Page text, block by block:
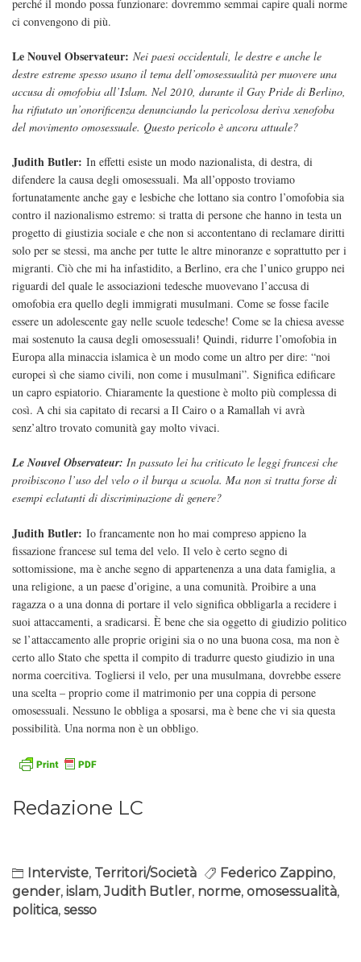
perché il mondo possa funzionare: dovremmo semmai capire quali norme
ci convengono di più.
Le Nouvel Observateur: Nei paesi occidentali, le destre e anche le
destre estreme spesso usano il tema dell’omosessualità per muovere una
accusa di omofobia all’Islam. Nel 2010, durante il Gay Pride di Berlino,
ha rifiutato un’onorificenza denunciando la pericolosa deriva xenofoba
del movimento omosessuale. Questo pericolo è ancora attuale?
Judith Butler: In effetti esiste un modo nazionalista, di destra, di
difendere la causa degli omosessuali. Ma all’opposto troviamo
fortunatamente anche gay e lesbiche che lottano sia contro l’omofobia sia
contro il nazionalismo estremo: si tratta di persone che hanno in testa un
progetto di giustizia sociale e che non si accontentano di reclamare diritti
solo per se stessi, ma anche per tutte le altre minoranze e soprattutto per i
migranti. Ciò che mi ha infastidito, a Berlino, era che l’unico gruppo nei
riguardi del quale le associazioni tedesche muovevano l’accusa di
omofobia era quello degli immigrati musulmani. Come se fosse facile
essere un adolescente gay nelle scuole tedesche! Come se la chiesa avesse
mai sostenuto la causa degli omosessuali! Quindi, ridurre l’omofobia in
Europa alla minaccia islamica è un modo come un altro per dire: “noi
europei sì che siamo civili, non come i musulmani”. Significa edificare
un capro espiatorio. Chiaramente la questione è molto più complessa di
così. A chi sia capitato di recarsi a Il Cairo o a Ramallah vi avrà
senz’altro trovato comunità gay molto vivaci.
Le Nouvel Observateur: In passato lei ha criticato le leggi francesi che
proibiscono l’uso del velo o il burqa a scuola. Ma non si tratta forse di
esempi eclatanti di discriminazione di genere?
Judith Butler: Io francamente non ho mai compreso appieno la
fissazione francese sul tema del velo. Il velo è certo segno di
sottomissione, ma è anche segno di appartenenza a una data famiglia, a
una religione, a un paese d’origine, a una comunità. Proibire a una
ragazza o a una donna di portare il velo significa obbligarla a recidere i
suoi attaccamenti, a sradicarsi. È bene che sia oggetto di giudizio politico
se l’attaccamento alle proprie origini sia o no una buona cosa, ma non è
certo allo Stato che spetta il compito di tradurre questo giudizio in una
norma coercitiva. Togliersi il velo, per una musulmana, dovrebbe essere
una scelta – proprio come il matrimonio per una coppia di persone
omosessuali. Nessuno le obbliga a sposarsi, ma è bene che vi sia questa
possibilità. Una norma non è un obbligo.
Redazione LC
Interviste, Territori/Società Federico Zappino,
gender, islam, Judith Butler, norme, omosessualità,
politica, sesso